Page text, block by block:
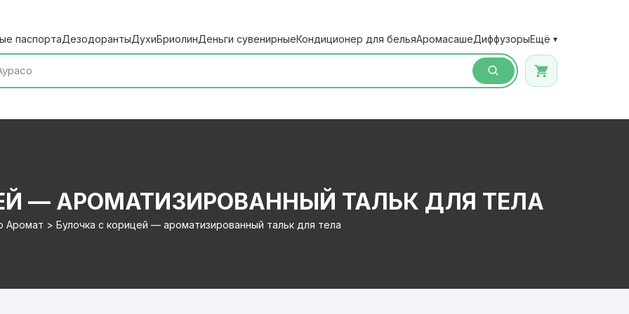
паспортаДезодорантыДухиБриолинДеньги сувенирныеКондиционер для бельяАромасашеДиффузорыЕщё ▾
— АРОМАТИЗИРОВАННЫЙ ТАЛЬК ДЛЯ ТЕЛА
Аромат > Булочка с корицей — ароматизированный тальк для тела